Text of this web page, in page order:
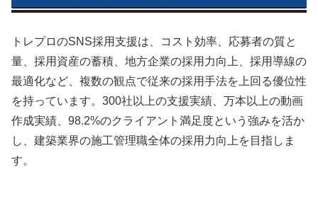
トレプロのSNS採用支援は、コスト効率、応募者の質と
量、採用資産の蓄積、地方企業の採用力向上、採用導線の
最適化など、複数の観点で従来の採用手法を上回る優位性
を持っています。300社以上の支援実績、万本以上の動画
作成実績、98.2%のクライアント満足度という強みを活か
し、建築業界の施工管理職全体の採用力向上を目指しま
す。